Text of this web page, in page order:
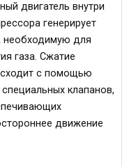
двигатель внутри
генерирует
необходимую для
газа. Сжатие
с помощью
клапанов,
движение